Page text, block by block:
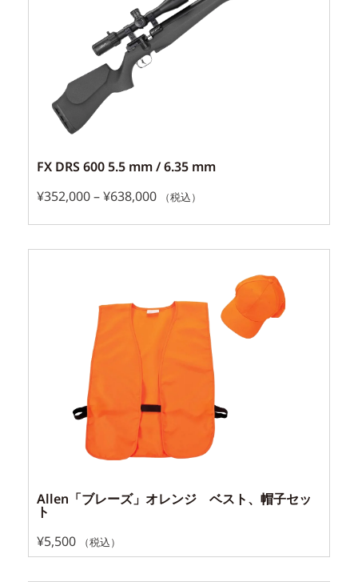
FX DRS 600 5.5 mm / 6.35 mm
¥352,000–¥638,000 （税込）
Allen「ブレーズ」オレンジ ベスト、帽子セッ
ト
¥5,500 （税込）